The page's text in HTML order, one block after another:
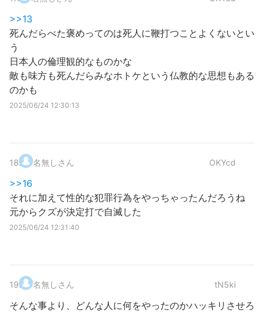
>>13
死んだらべた褒めってのは死人に鞭打つことよくないとい
う
日本人の倫理観的なものかな
敵も味方も死んだらみなホトケという仏教的な思想もある
のかも
2025/06/24 12:30:13
18. 名無しさん OKYcd
>>16
それに加えて性的な犯罪行為をやっちゃったんだろうね
元からクズが決定打で自滅した
2025/06/24 12:31:40
19. 名無しさん tN5ki
そんな事より、どんな人に何をやったのかハッキリさせろ